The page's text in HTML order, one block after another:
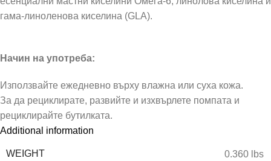
гама-линоленова киселина (GLA).
Начин на употреба:
Използвайте ежедневно върху влажна или суха кожа.
За да рециклирате, развийте и изхвърлете помпата и
рециклирайте бутилката.
Additional information
WEIGHT 0.360 lbs